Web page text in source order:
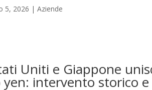
5, 2026 | Aziende
Uniti e Giappone
yen: intervento storico